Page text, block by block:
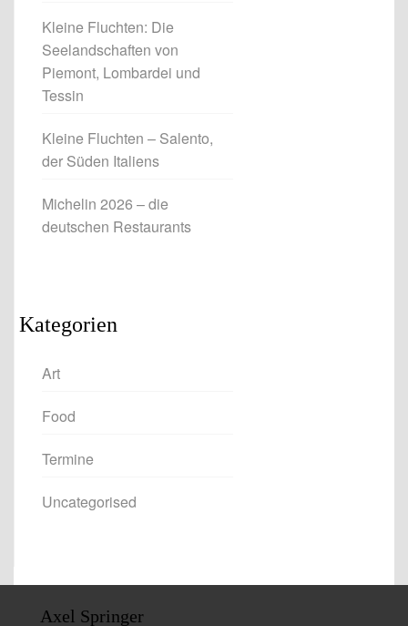
Kleine Fluchten: Die
Seelandschaften von
Piemont, Lombardei und
Tessin
Kleine Fluchten – Salento,
der Süden Italiens
Michelin 2026 – die
deutschen Restaurants
Kategorien
Art
Food
Termine
Uncategorised
Axel Springer